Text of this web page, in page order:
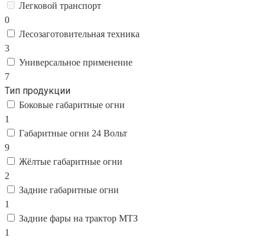
Легковой транспорт
0
Лесозаготовительная техника
3
Универсальное применение
7
Тип продукции
Боковые габаритные огни
1
Габаритные огни 24 Вольт
9
Жёлтые габаритные огни
2
Задние габаритные огни
1
Задние фары на трактор МТЗ
1